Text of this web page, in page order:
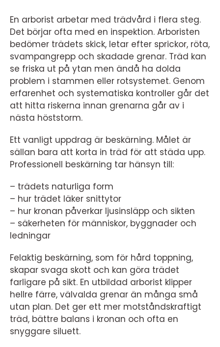
En arborist arbetar med trädvård i flera steg.
Det börjar ofta med en inspektion. Arboristen
bedömer trädets skick, letar efter sprickor, röta,
svampangrepp och skadade grenar. Träd kan
se friska ut på ytan men ändå ha dolda
problem i stammen eller rotsystemet. Genom
erfarenhet och systematiska kontroller går det
att hitta riskerna innan grenarna går av i
nästa höststorm.
Ett vanligt uppdrag är beskärning. Målet är
sällan bara att korta in träd för att städa upp.
Professionell beskärning tar hänsyn till:
– trädets naturliga form
– hur trädet läker snittytor
– hur kronan påverkar ljusinsläpp och sikten
– säkerheten för människor, byggnader och
ledningar
Felaktig beskärning, som för hård toppning,
skapar svaga skott och kan göra trädet
farligare på sikt. En utbildad arborist klipper
hellre färre, välvalda grenar än många små
utan plan. Det ger ett mer motståndskraftigt
träd, bättre balans i kronan och ofta en
snyggare siluett.